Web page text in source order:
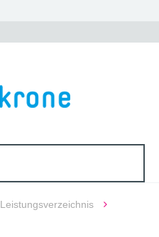
Leistungsverzeichnis